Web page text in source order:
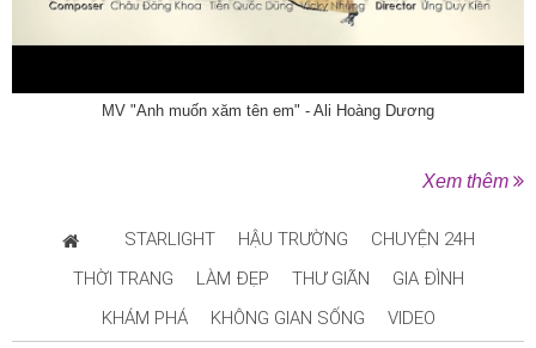
MV "Anh muốn xăm tên em" - Ali Hoàng Dương
Xem thêm
STARLIGHT HẬU TRƯỜNG
CHUYỆN 24H
THỜI TRANG
LÀM ĐẸP THƯ GIÃN
GIA ĐÌNH
KHÁM PHÁ
KHÔNG GIAN SỐNG VIDEO